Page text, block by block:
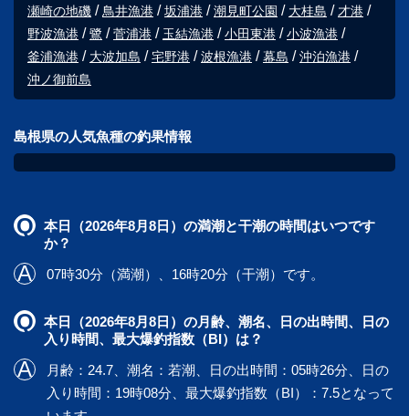
瀬崎の地磯
鳥井漁港 坂浦港 潮見町公園 大桂島
才港
野波漁港
鷺 菅浦港 玉結漁港 小田東港
小波漁港
釜浦漁港
大波加島 宅野港 波根漁港 幕島
沖泊漁港
沖ノ御前島
島根県の人気魚種の釣果情報
本日（2026年8月8日）の満潮と干潮の時間はいつです
か？
07時30分（満潮）、16時20分（干潮）です。
本日（2026年8月8日）の月齢、潮名、日の出時間、日の
入り時間、最大爆釣指数（BI）は？
月齢：24.7、潮名：若潮、日の出時間：05時26分、日の
入り時間：19時08分、最大爆釣指数（BI）：7.5となって